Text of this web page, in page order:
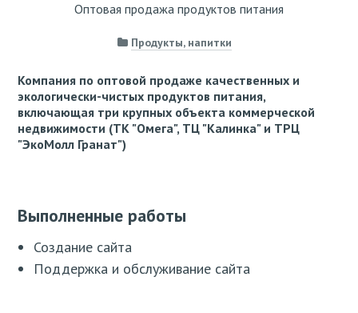
Оптовая продажа продуктов питания
Продукты, напитки
Компания по оптовой продаже качественных и
экологически-чистых продуктов питания,
включающая три крупных объекта коммерческой
недвижимости (ТК "Омега", ТЦ "Калинка" и ТРЦ
"ЭкоМолл Гранат")
Выполненные работы
Создание сайта
Поддержка и обслуживание сайта